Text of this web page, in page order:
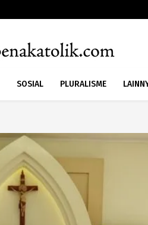
SOSIAL PLURALISME